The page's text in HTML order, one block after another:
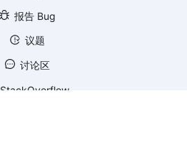
报告 Bug
议题
讨论区
StackOverflow